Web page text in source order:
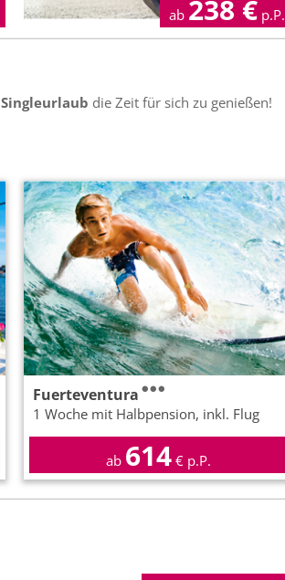
ab 238 € p.P.
Singleurlaub die Zeit für sich zu genießen!
Fuerteventura
1 Woche mit Halbpension, inkl. Flug
ab 614 € p.P.